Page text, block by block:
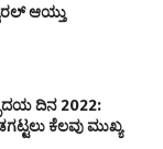
ಆಯ್ತು
ದಿನ 2022:
ಕೆಲವು ಮುಖ್ಯ